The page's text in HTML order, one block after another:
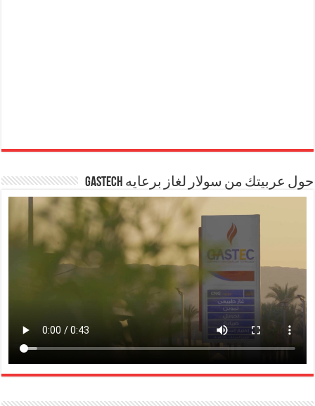
حول عربيتك من سولار لغاز برعايه GASTECH